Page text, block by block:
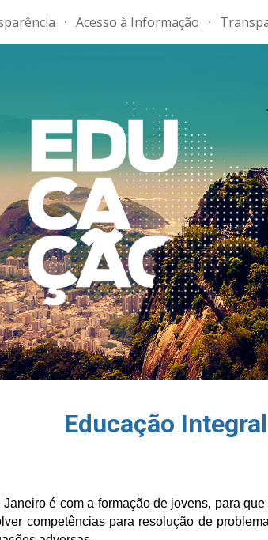
to main contentAcesso à Informação
Educação Integral
é com a formação de jovens, para
competências para resolução de